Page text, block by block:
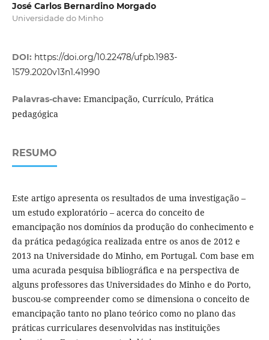
José Carlos Bernardino Morgado
Universidade do Minho
DOI: https://doi.org/10.22478/ufpb.1983-
1579.2020v13n1.41990
Palavras-chave: Emancipação, Currículo, Prática
pedagógica
RESUMO
Este artigo apresenta os resultados de uma investigação –
um estudo exploratório – acerca do conceito de
emancipação nos domínios da produção do conhecimento e
da prática pedagógica realizada entre os anos de 2012 e
2013 na Universidade do Minho, em Portugal. Com base em
uma acurada pesquisa bibliográfica e na perspectiva de
alguns professores das Universidades do Minho e do Porto,
buscou-se compreender como se dimensiona o conceito de
emancipação tanto no plano teórico como no plano das
práticas curriculares desenvolvidas nas instituições